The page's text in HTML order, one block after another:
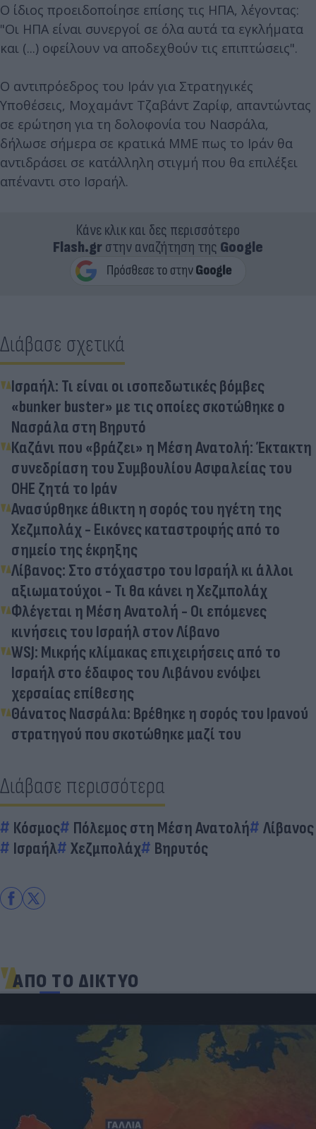
Ο ίδιος προειδοποίησε επίσης τις ΗΠΑ, λέγοντας:
"Οι ΗΠΑ είναι συνεργοί σε όλα αυτά τα εγκλήματα
και (...) οφείλουν να αποδεχθούν τις επιπτώσεις".
Ο αντιπρόεδρος του Ιράν για Στρατηγικές
Υποθέσεις, Μοχαμάντ Τζαβάντ Ζαρίφ, απαντώντας
σε ερώτηση για τη δολοφονία του Νασράλα,
δήλωσε σήμερα σε κρατικά ΜΜΕ πως το Ιράν θα
αντιδράσει σε κατάλληλη στιγμή που θα επιλέξει
απέναντι στο Ισραήλ.
Κάνε κλικ και δες περισσότερο
Flash.grστην αναζήτηση της Google
Διάβασε σχετικά
Ισραήλ: Τι είναι οι ισοπεδωτικές βόμβες
«bunker buster» με τις οποίες σκοτώθηκε ο
Νασράλα στη Βηρυτό
Καζάνι που «βράζει» η Μέση Ανατολή: Έκτακτη
συνεδρίαση του Συμβουλίου Ασφαλείας του
ΟΗΕ ζητά το Ιράν
Ανασύρθηκε άθικτη η σορός του ηγέτη της
Χεζμπολάχ - Εικόνες καταστροφής από το
σημείο της έκρηξης
Λίβανος: Στο στόχαστρο του Ισραήλ κι άλλοι
αξιωματούχοι - Τι θα κάνει η Χεζμπολάχ
Φλέγεται η Μέση Ανατολή - Οι επόμενες
κινήσεις του Ισραήλ στον Λίβανο
WSJ: Μικρής κλίμακας επιχειρήσεις από το
Ισραήλ στο έδαφος του Λιβάνου ενόψει
χερσαίας επίθεσης
Θάνατος Νασράλα: Βρέθηκε η σορός του Ιρανού
στρατηγού που σκοτώθηκε μαζί του
Διάβασε περισσότερα
Κόσμος Πόλεμος στη Μέση Ανατολή
Λίβανος
Ισραήλ
Χεζμπολάχ Βηρυτός
ΑΠΟ ΤΟ ΔΙΚΤΥΟ